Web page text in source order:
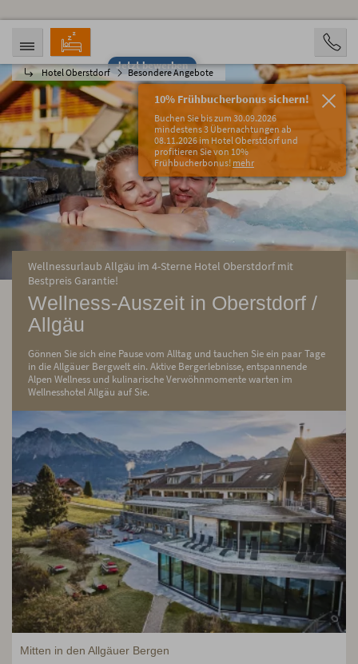
Jetzt bewerben
Hotel Oberstdorf Besondere Angebote
10% Frühbucherbonus sichern!
Buchen Sie bis zum 30.09.2026
mindestens 3 Übernachtungen ab
08.11.2026 im Hotel Oberstdorf und
profitieren Sie von 10%
Frühbucherbonus! mehr
ANREISE
07.08.2026
ABREISE
12.08.2026
PERSONEN
2 Personen
BUCHEN
Wellnessurlaub Allgäu im 4-Sterne Hotel Oberstdorf mit
Bestpreis Garantie!
Wellness-Auszeit in Oberstdorf /
Allgäu
Gönnen Sie sich eine Pause vom Alltag und tauchen Sie ein paar Tage
in die Allgäuer Bergwelt ein. Aktive Bergerlebnisse, entspannende
Alpen Wellness und kulinarische Verwöhnmomente warten im
Wellnesshotel Allgäu auf Sie.
Mitten in den Allgäuer Bergen